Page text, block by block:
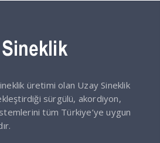
üretimi olan Uzay Sineklik
sürgülü, akordiyon,
tüm Türkiye’ye uygun